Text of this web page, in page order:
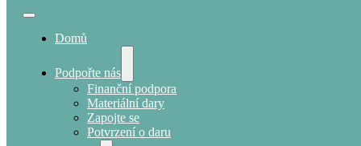
Domů
Podpořte nás
Finanční podpora
Materiální dary
Zapojte se
Potvrzení o daru